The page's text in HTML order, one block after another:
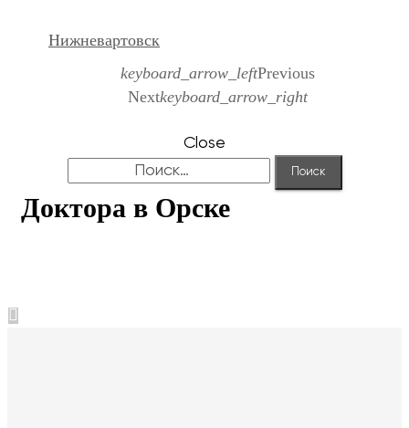
Нижневартовск
keyboard_arrow_leftPrevious
Nextkeyboard_arrow_right
Close
Доктора в Орске